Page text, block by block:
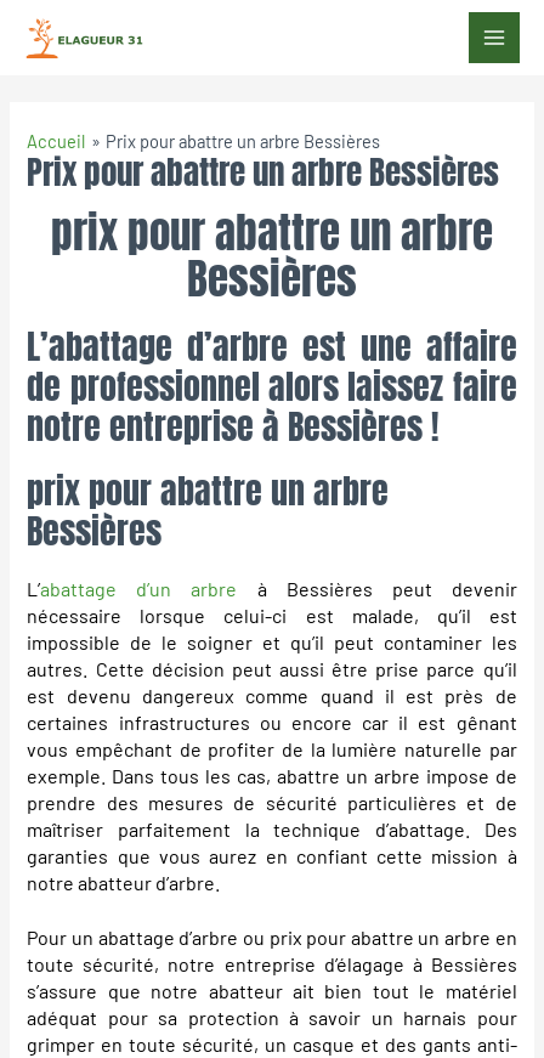
Accueil Prix pour abattre un arbre Bessières
Prix pour abattre un arbre Bessières
prix pour abattre un arbre
Bessières
L’abattage d’arbre est une affaire
de professionnel alors laissez faire
notre entreprise à Bessières !
prix pour abattre un arbre
Bessières
L’abattage d’un arbre à Bessières peut devenir
nécessaire lorsque celui-ci est malade, qu’il est
impossible de le soigner et qu’il peut contaminer les
autres. Cette décision peut aussi être prise parce qu’il
est devenu dangereux comme quand il est près de
certaines infrastructures ou encore car il est gênant
vous empêchant de profiter de la lumière naturelle par
exemple. Dans tous les cas, abattre un arbre impose de
prendre des mesures de sécurité particulières et de
maîtriser parfaitement la technique d’abattage. Des
garanties que vous aurez en confiant cette mission à
notre abatteur d’arbre.
Pour un abattage d’arbre ou prix pour abattre un arbre en
toute sécurité, notre entreprise d’élagage à Bessières
s’assure que notre abatteur ait bien tout le matériel
adéquat pour sa protection à savoir un harnais pour
grimper en toute sécurité, un casque et des gants anti-